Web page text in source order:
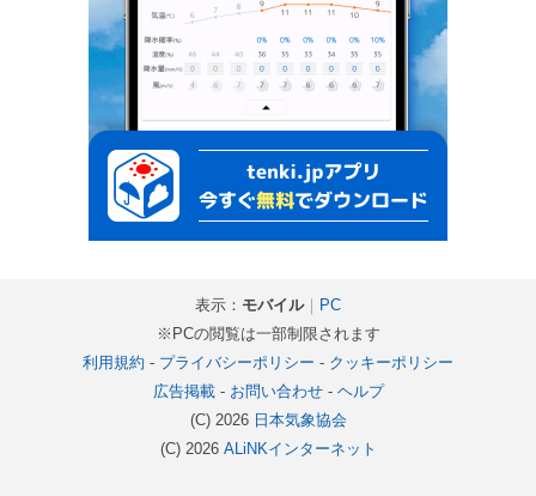
表示： モバイル｜ PC
※PCの閲覧は一部制限されます
利用規約 - プライバシーポリシー - クッキーポリシー
広告掲載- お問い合わせ- ヘルプ
(C) 2026 日本気象協会
(C) 2026 ALiNKインターネット